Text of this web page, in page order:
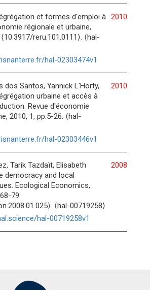
2010
et formes d'emploi à
régionale et urbaine,
reru.101.0111⟩. ⟨hal-
hal-02303474v1
2010
dos Santos, Yannick L'Horty,
urbaine et accès à
Revue d'économie
2010, 1, pp.5-26. ⟨hal-
hal-02303446v1
2008
Tarik Tazdaït, Elisabeth
democracy and local
Ecological Economics,
79.
⟨hal-00719258⟩
hal-00719258v1